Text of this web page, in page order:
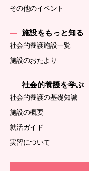
その他のイベント
施設をもっと知る
社会的養護施設一覧
施設のおたより
社会的養護を学ぶ
社会的養護の基礎知識
施設の概要
就活ガイド
実習について